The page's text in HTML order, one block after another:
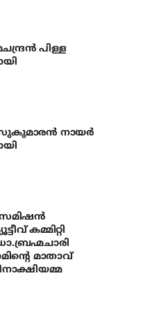
പിള്ള
നായര്‍
കമ്മിറ്റി
മാതാവ്